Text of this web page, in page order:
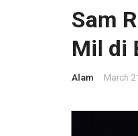
Sam
Mil di
Alam March